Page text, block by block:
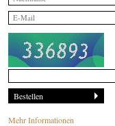
Mehr Informationen